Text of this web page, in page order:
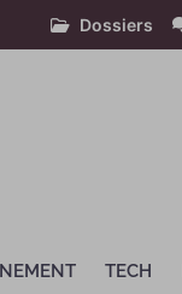
Dossiers
TECH